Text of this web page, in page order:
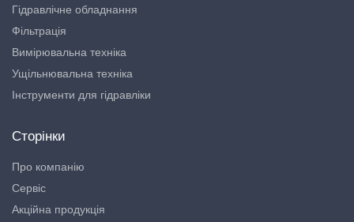
Гідравлічне обладнання
Фільтрація
Вимірювальна техніка
Ущільнювальна техніка
Інструменти для гідравліки
Сторінки
Про компанію
Сервіс
Акційна продукція